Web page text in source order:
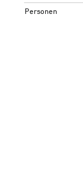
Personen